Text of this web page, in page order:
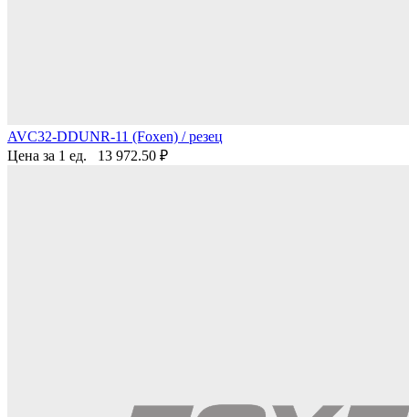
AVC32-DDUNR-11 (Foxen) / резец
Цена за 1 ед.
13 972.50 ₽